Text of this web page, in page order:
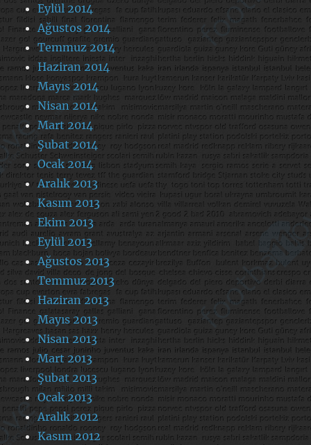
Eylül 2014
Ağustos 2014
Temmuz 2014
Haziran 2014
Mayıs 2014
Nisan 2014
Mart 2014
Şubat 2014
Ocak 2014
Aralık 2013
Kasım 2013
Ekim 2013
Eylül 2013
Ağustos 2013
Temmuz 2013
Haziran 2013
Mayıs 2013
Nisan 2013
Mart 2013
Şubat 2013
Ocak 2013
Aralık 2012
Kasım 2012